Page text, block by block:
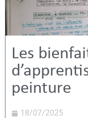
Les
peinture
18/07/2025